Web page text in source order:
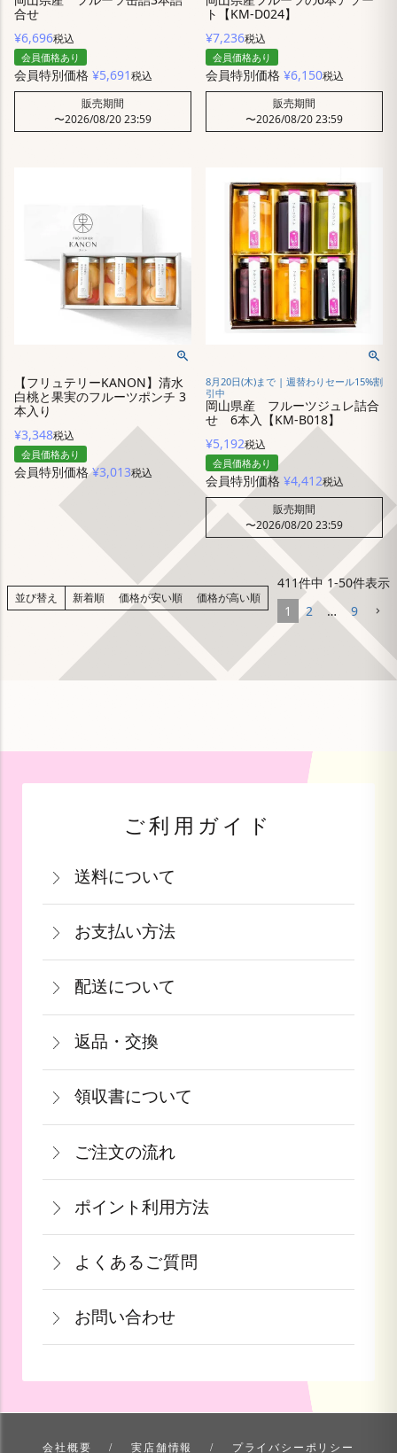
合せ
¥6,696税込
会員価格あり
会員特別価格 ¥5,691税込
販売期間
〜2026/08/20 23:59
ト【KM-D024】
¥7,236税込
会員価格あり
会員特別価格 ¥6,150税込
販売期間
〜2026/08/20 23:59
【フリュテリーKANON】清水
白桃と果実のフルーツポンチ 3
本入り
¥3,348税込
会員価格あり
会員特別価格 ¥3,013税込
8月20日(木)まで | 週替わりセール15%割
引中
岡山県産 フルーツジュレ詰合
せ 6本入【KM-B018】
¥5,192税込
会員価格あり
会員特別価格 ¥4,412税込
販売期間
〜2026/08/20 23:59
並び替え 新着順 価格が安い順 価格が高い順
411件中 1-50件表示
1
2 … 9
ご利用ガイド
送料について
関西・中国・四国・九州：770円(税込)
北陸・中部：990円(税込)
関東・信越：990円(税込)
東北：1,210円(税込)
北海道：1,540円(税込)
沖縄：2,750円(税込)
※クール便の場合は送料＋クール代金
440円（税込）
お支払い方法
お支払いは、カード決済・代金引換・銀
行振込（前払い）・PayPay（オンライ
ン決済）・auPAY・d払い・auかんたん
決済・ソフトバンクまとめて支払いがご
利用頂けます。
≪デビットカードを御使用の場合≫
カードの特性上、ご注文時点でお支払い
となっております。
果物など収穫時期までお時間を頂く商品
も御座いますこと、ご了承くださいま
せ。
詳しくはこちら
配送について
通常在庫がある商品につきましては、ご
注文から2～5営業日で発送致します。
果物や予約ギフトについては出荷時期が
参りましたら、ご予約順に発送いたしま
す。
返品・交換
商品が食品等の場合は、お客様のお手元
に到着後の返品は基本的にお受け出来ま
せん。但し、発送中の破損や不良品、あ
るいはご注文と違う商品が届いた場合
は、お手数ですが商品到着後３日以内に
当店までご連絡下さい。
領収書について
領収書をご希望のお客様は、ご注文画面
の備考欄にてお知らせ下さい。なお、お
支払い方法にて領収書の形態が異なりま
す。
ご注文の流れ
一部出荷が遅れる商品に関してはメール
にて納期のご連絡をいたします。
青果ギフト対応商品につきましてはお届
け日の指定ができかねます。予めご了承
ください。
ポイント利用方法
会員登録をされたお客様はポイントを利
用できます。ご注文画面の「お支払い方
法選択」画面にて、ポイント利用を入力
することができます。店舗では利用でき
ません。
詳しくはこちら
よくあるご質問
お問い合わせ
会社概要 実店舗情報 プライバシーポリシー